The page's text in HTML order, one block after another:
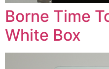
Borne Time
White Box